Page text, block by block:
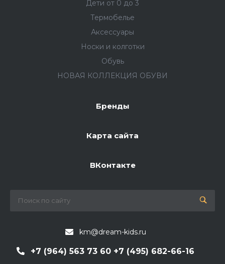
Дети от 0 до 3
Термобелье
Аксессуары
Носки и колготки
Обувь
НОВАЯ КОЛЛЕКЦИЯ ОБУВИ
Бренды
Карта сайта
ВКонтакте
km@dream-kids.ru
+7 (964) 563 73 60 +7 (495) 682-66-16